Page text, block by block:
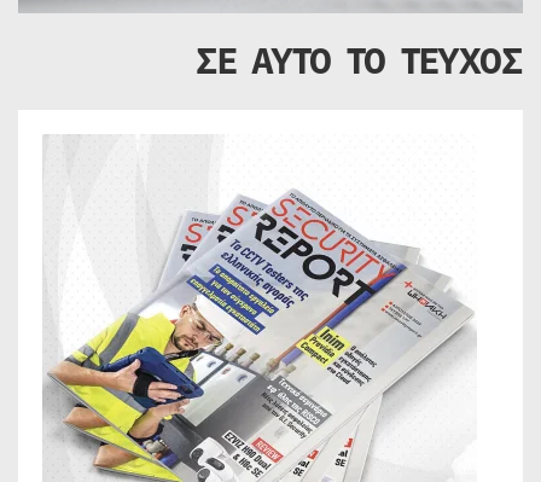
ΣΕ ΑΥΤΟ ΤΟ ΤΕΥΧΟΣ